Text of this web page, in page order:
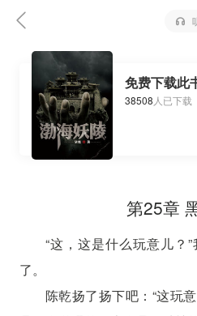
免费下载此
38508 人已下载
第25章
“这，这是什么玩意儿？
了。
陈乾扬了扬下吧：“这玩